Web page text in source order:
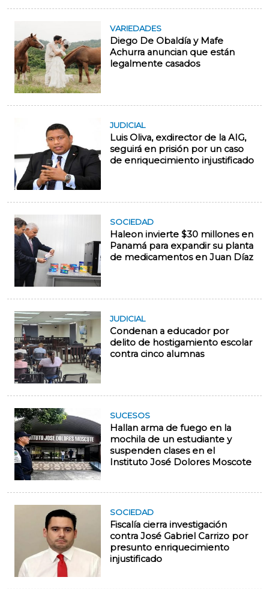
VARIEDADES
Diego De Obaldía y Mafe
Achurra anuncian que están
legalmente casados
JUDICIAL
Luis Oliva, exdirector de la AIG,
seguirá en prisión por un caso
de enriquecimiento injustificado
SOCIEDAD
Haleon invierte $30 millones en
Panamá para expandir su planta
de medicamentos en Juan Díaz
JUDICIAL
Condenan a educador por
delito de hostigamiento escolar
contra cinco alumnas
SUCESOS
Hallan arma de fuego en la
mochila de un estudiante y
suspenden clases en el
Instituto José Dolores Moscote
SOCIEDAD
Fiscalía cierra investigación
contra José Gabriel Carrizo por
presunto enriquecimiento
injustificado